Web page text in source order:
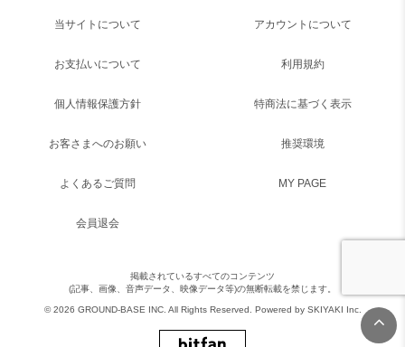
当サイトについて アカウントについて
お支払いについて 利用規約
個人情報保護方針 特商法に基づく表示
お客さまへのお願い 推奨環境
よくあるご質問 MY PAGE
会員退会
掲載されているすべてのコンテンツ
(記事、画像、音声データ、映像データ等)の無断転載を禁じます。
© 2026 GROUND-BASE INC. All Rights Reserved. Powered by SKIYAKI Inc.